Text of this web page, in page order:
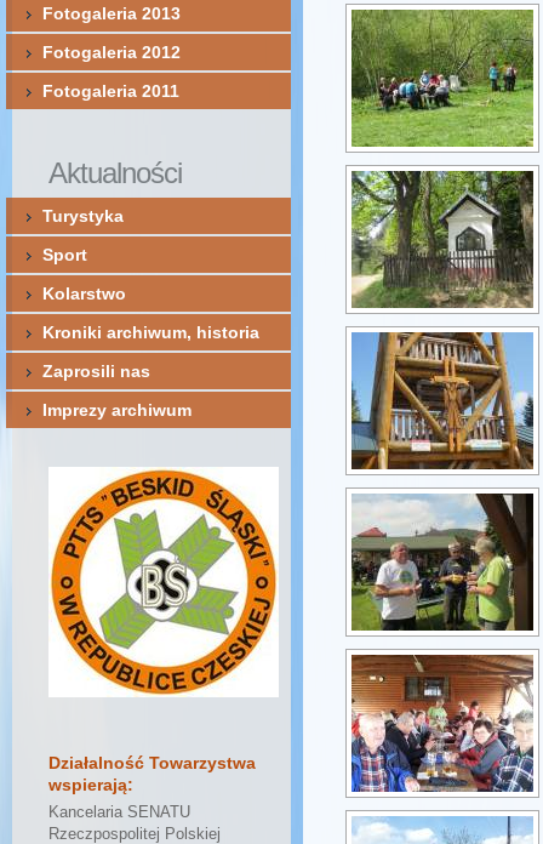
Fotogaleria 2013
Fotogaleria 2012
Fotogaleria 2011
Aktualności
Turystyka
Sport
Kolarstwo
Kroniki archiwum, historia
Zaprosili nas
Imprezy archiwum
Działalność Towarzystwa
wspierają:
Kancelaria SENATU
Rzeczpospolitej Polskiej